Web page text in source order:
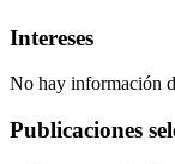
Intereses
No hay información
Publicaciones